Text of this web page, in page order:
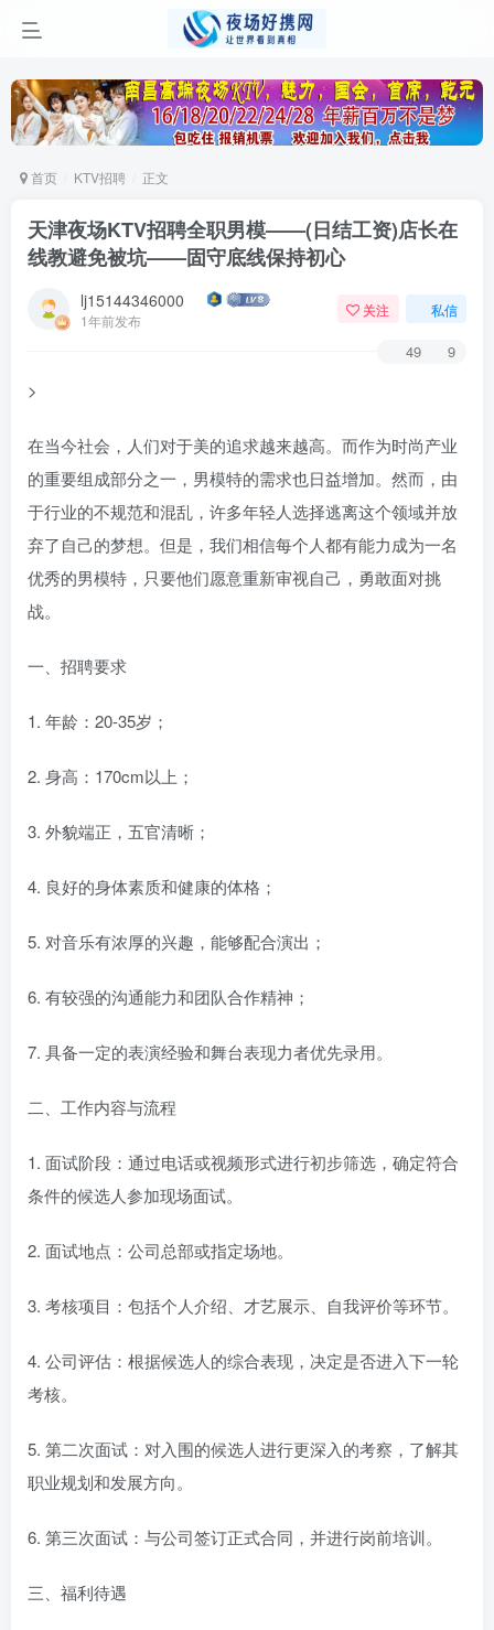
首页 KTV招聘 正文
天津夜场KTV招聘全职男模——(日结工资)店长在
线教避免被坑——固守底线保持初心
lj15144346000
1年前发布
关注 私信
49 9
>
在当今社会，人们对于美的追求越来越高。而作为时尚产业
的重要组成部分之一，男模特的需求也日益增加。然而，由
于行业的不规范和混乱，许多年轻人选择逃离这个领域并放
弃了自己的梦想。但是，我们相信每个人都有能力成为一名
优秀的男模特，只要他们愿意重新审视自己，勇敢面对挑
战。
一、招聘要求
1. 年龄：20-35岁；
2. 身高：170cm以上；
3. 外貌端正，五官清晰；
4. 良好的身体素质和健康的体格；
5. 对音乐有浓厚的兴趣，能够配合演出；
6. 有较强的沟通能力和团队合作精神；
7. 具备一定的表演经验和舞台表现力者优先录用。
二、工作内容与流程
1. 面试阶段：通过电话或视频形式进行初步筛选，确定符合
条件的候选人参加现场面试。
2. 面试地点：公司总部或指定场地。
3. 考核项目：包括个人介绍、才艺展示、自我评价等环节。
4. 公司评估：根据候选人的综合表现，决定是否进入下一轮
考核。
5. 第二次面试：对入围的候选人进行更深入的考察，了解其
职业规划和发展方向。
6. 第三次面试：与公司签订正式合同，并进行岗前培训。
三、福利待遇